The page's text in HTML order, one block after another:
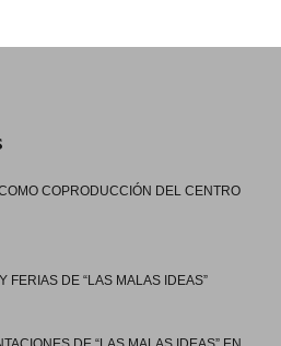
COPRODUCCIÓN DEL CENTRO
FERIAS DE “LAS MALAS IDEAS”